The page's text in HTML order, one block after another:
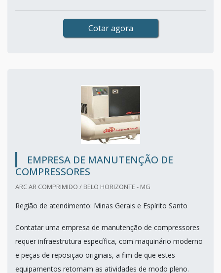
Cotar agora
EMPRESA DE MANUTENÇÃO DE
COMPRESSORES
ARC AR COMPRIMIDO / BELO HORIZONTE - MG
Região de atendimento: Minas Gerais e Espírito Santo
Contatar uma empresa de manutenção de compressores
requer infraestrutura específica, com maquinário moderno
e peças de reposição originais, a fim de que estes
equipamentos retomam as atividades de modo pleno.